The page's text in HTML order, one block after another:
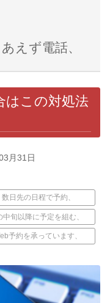
えず電話、
はこの対処法
月31日
数日先の日程で予約、
中旬以降に予定を組む、
予約を承っています、